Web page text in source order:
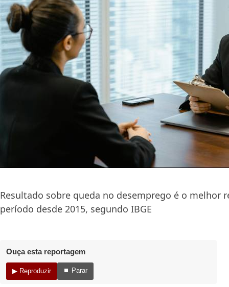
Resultado sobre queda no desemprego é o melhor
período desde 2015, segundo IBGE
Ouça esta reportagem
▶ Reproduzir ⏹ Parar